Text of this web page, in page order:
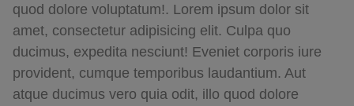
quod dolore voluptatum!. Lorem ipsum dolor sit
amet, consectetur adipisicing elit. Culpa quo
ducimus, expedita nesciunt! Eveniet corporis iure
provident, cumque temporibus laudantium. Aut
atque ducimus vero quia odit, illo quod dolore